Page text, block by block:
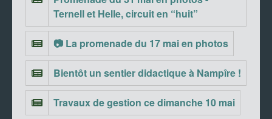
Ternell et Helle, circuit en “huit”
📷 La promenade du 17 mai en photos
Bientôt un sentier didactique à Nampîre !
Travaux de gestion ce dimanche 10 mai